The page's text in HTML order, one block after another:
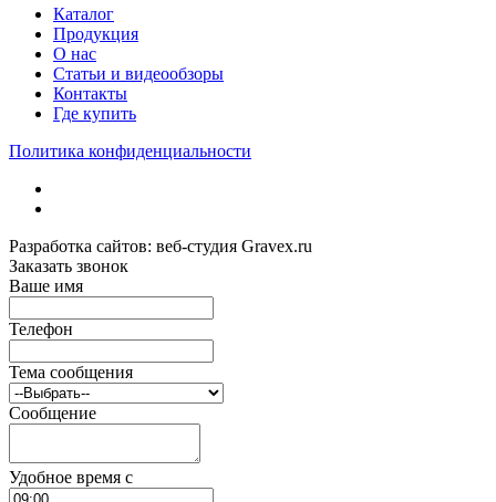
Каталог
Продукция
О нас
Статьи и видеообзоры
Контакты
Где купить
Политика конфиденциальности
Разработка сайтов: веб-студия Gravex.ru
Заказать звонок
Ваше имя
Телефон
Тема сообщения
Сообщение
Удобное время c